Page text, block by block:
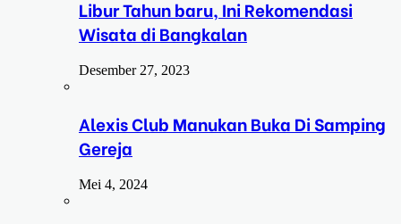
Libur Tahun baru, Ini Rekomendasi
Wisata di Bangkalan
Desember 27, 2023
Alexis Club Manukan Buka Di Samping
Gereja
Mei 4, 2024